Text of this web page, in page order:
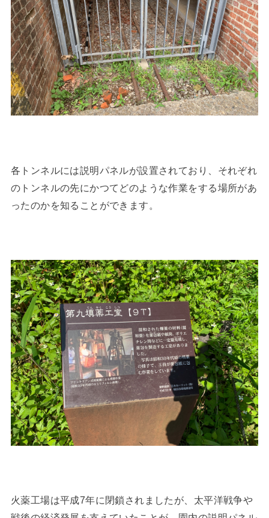
各トンネルには説明パネルが設置されており、それぞれ
のトンネルの先にかつてどのような作業をする場所があ
ったのかを知ることができます。
火薬工場は平成7年に閉鎖されましたが、太平洋戦争や